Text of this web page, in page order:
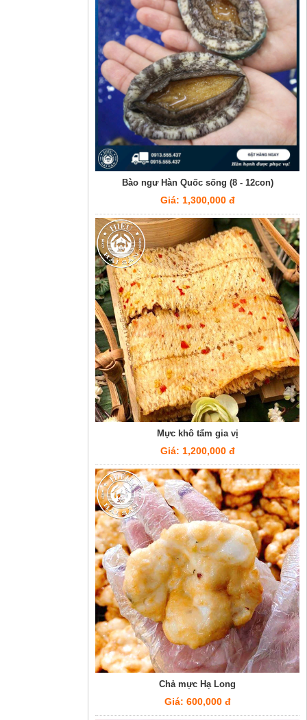
Bào ngư Hàn Quốc sống (8 - 12con)
Giá: 1,300,000 đ
Mực khô tẩm gia vị
Giá: 1,200,000 đ
Chả mực Hạ Long
Giá: 600,000 đ